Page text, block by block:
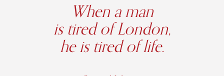
When a man
is tired of London,
he is tired of life.